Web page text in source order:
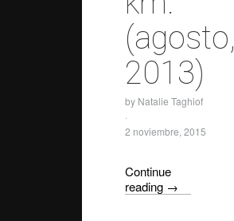
2013)
by Natalie Taghiof
·
2 noviembre, 2015
Continue
reading →